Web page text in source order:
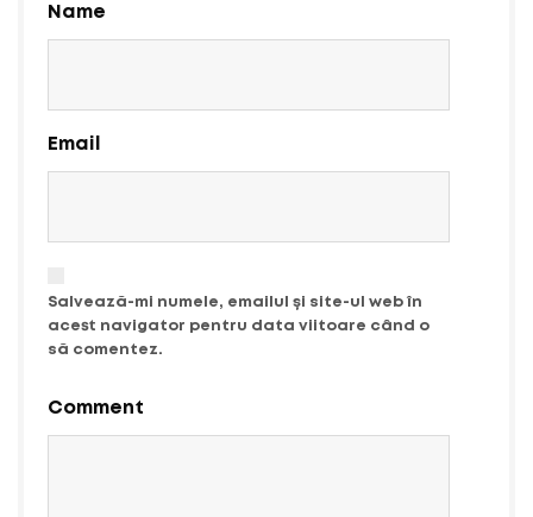
Name
Email
Salvează-mi numele, emailul și site-ul web în
acest navigator pentru data viitoare când o
să comentez.
Comment